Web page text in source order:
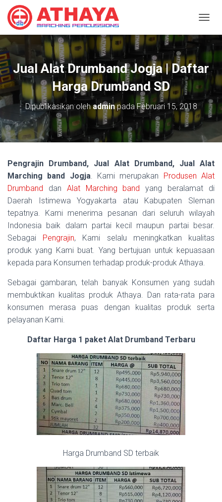
O
G
L
E
A
V
S
Jual Alat Drumband Jogja | Daftar
Harga Drumband SD
Dipublikasikan olehadminpadaFebruari 15, 2018
Pengrajin Drumband, Jual Alat Drumband, Jual Alat
Marching band Jogja. Kami merupakan Produsen Alat
Drumband dan Alat Marching band yang beralamat di
Daerah Istimewa Yogyakarta atau Kabupaten Sleman
tepatnya. Kami menerima pesanan dari seluruh wilayah
Indonesia baik dalam partai kecil maupun partai besar.
Sebagai Pengrajin, Kami selalu meningkatkan kualitas
produk yang Kami buat. Yang bertujuan untuk kepuasaan
kepada para Konsumen terhadap produk-produk Athaya.
Sebagai gambaran, telah banyak Konsumen yang sudah
membuktikan kualitas produk Athaya. Dan rata-rata para
konsumen merasa puas dengan kualitas produk serta
pelayanan Kami.
Daftar Harga 1 paket Alat Drumband Terbaru
Harga Drumband SD terbaik